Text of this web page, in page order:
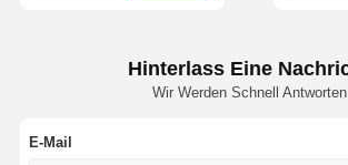
Hinterlass Eine
Wir Werden Schnell Antworten
E-Mail